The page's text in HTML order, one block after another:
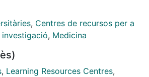
se hace énfasis en los
y el fondo bibliográfico.
, Centres de recursos per a
, Medicina
, Learning Resources Centres,